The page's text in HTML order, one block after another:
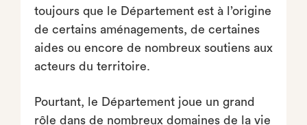
toujours que le Département est à l’origine
de certains aménagements, de certaines
aides ou encore de nombreux soutiens aux
acteurs du territoire.
Pourtant, le Département joue un grand
rôle dans de nombreux domaines de la vie